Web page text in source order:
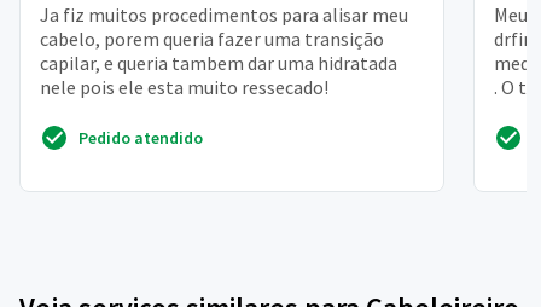
Ja fiz muitos procedimentos para alisar meu
cabelo, porem queria fazer uma transição
capilar, e queria tambem dar uma hidratada
nele pois ele esta muito ressecado!
Pedido atendido
Meu
. O